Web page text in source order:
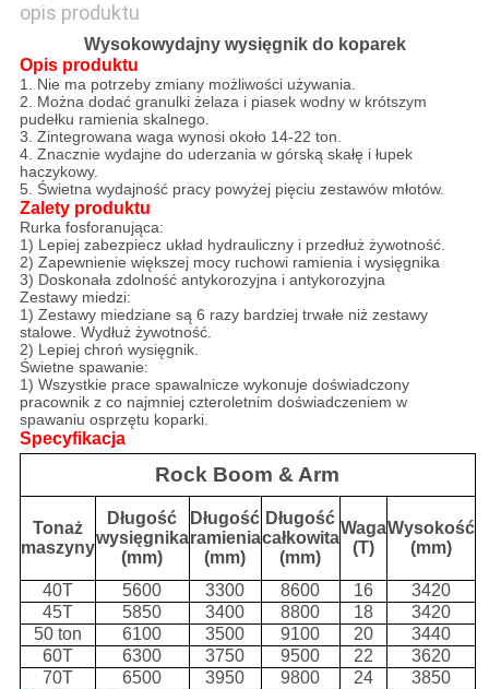
opis produktu
Wysokowydajny wysięgnik do koparek
Opis produktu
1. Nie ma potrzeby zmiany możliwości używania.
2. Można dodać granulki żelaza i piasek wodny w krótszym
pudełku ramienia skalnego.
3. Zintegrowana waga wynosi około 14-22 ton.
4. Znacznie wydajne do uderzania w górską skałę i łupek
haczykowy.
5. Świetna wydajność pracy powyżej pięciu zestawów młotów.
Zalety produktu
Rurka fosforanująca:
1) Lepiej zabezpiecz układ hydrauliczny i przedłuż żywotność.
2) Zapewnienie większej mocy ruchowi ramienia i wysięgnika
3) Doskonała zdolność antykorozyjna i antykorozyjna
Zestawy miedzi:
1) Zestawy miedziane są 6 razy bardziej trwałe niż zestawy
stalowe. Wydłuż żywotność.
2) Lepiej chroń wysięgnik.
Świetne spawanie:
1) Wszystkie prace spawalnicze wykonuje doświadczony
pracownik z co najmniej czteroletnim doświadczeniem w
spawaniu osprzętu koparki.
Specyfikacja
Rock Boom & Arm
Tonaż
maszyny
Długość
wysięgnika
(mm)
Długość
ramienia
(mm)
Długość
całkowita
(mm)
Waga
(T)
Wysokość
(mm)
40T 5600 3300 8600 16
3420
45T
5850 3400 8800 18
3420
50 ton
6100 3500 9100 20
3440
60T
6300 3750 9500 22
3620
70T
6500 3950 9800 24 3850